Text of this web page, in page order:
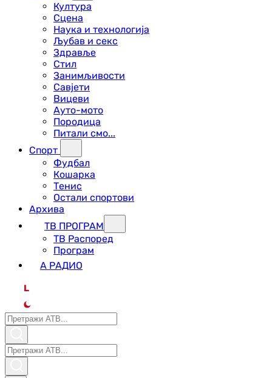
Култура
Сцена
Наука и технологија
Љубав и секс
Здравље
Стил
Занимљивости
Савјети
Вицеви
Ауто-мото
Породица
Питали смо...
Спорт
Фудбал
Кошарка
Тенис
Остали спортови
Архива
ТВ ПРОГРАМ
ТВ Распоред
Програм
А РАДИО
L